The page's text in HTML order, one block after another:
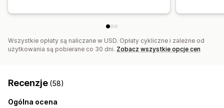
Przelewy bankowe Automatyczne płatności
Zaplanowane wypłaty
Wszystkie opłaty są naliczane w USD. Opłaty cykliczne i zależne od
użytkowania są pobierane co 30 dni. Zobacz wszystkie opcje cen
Recenzje (58)
Ogólna ocena